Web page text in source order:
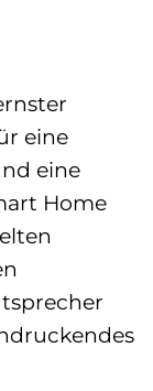
eine
eine
Home